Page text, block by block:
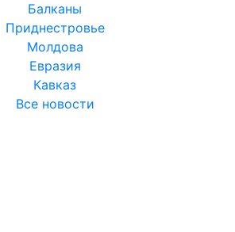
Балканы
Приднестровье
Молдова
Евразия
Кавказ
Все новости